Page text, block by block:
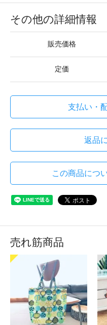
その他の詳細情報
販売価格
定価
支払い・
返品
この商品につ
売れ筋商品